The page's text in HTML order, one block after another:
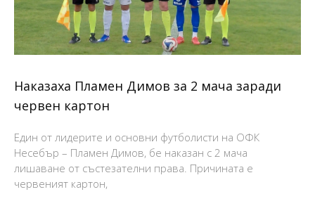
Наказаха Пламен Димов за 2 мача заради
червен картон
Един от лидерите и основни футболисти на ОФК
Несебър – Пламен Димов, бе наказан с 2 мача
лишаване от състезателни права. Причината е
червеният картон,